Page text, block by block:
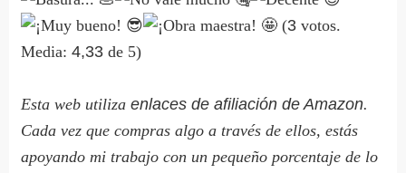
(3 votos.
Media:4,33 de 5)
Esta web utilizaenlaces de afiliación de Amazon.
Cada vez que compras algo a través de ellos, estás
apoyando mi trabajo con un pequeño porcentaje de lo